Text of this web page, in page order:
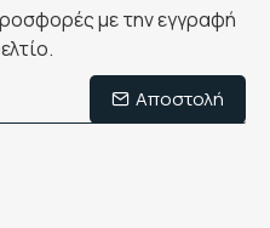
με την εγγραφή
Αποστολή